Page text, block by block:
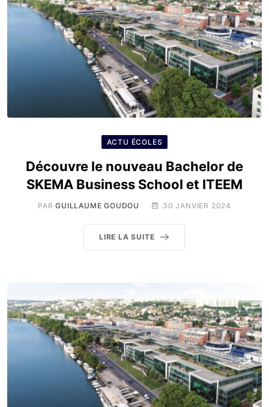
ACTU ÉCOLES
Découvre le nouveau Bachelor de
SKEMA Business School et ITEEM
PARGUILLAUME GOUDOU 30 JANVIER 2024
LIRE LA SUITE